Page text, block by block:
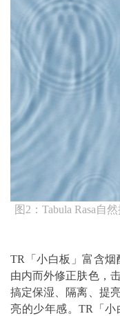
图2：Tabula Rasa自
TR「小白板」富含
由内而外修正肤色，
搞定保湿、隔离、提
亮的少年感。TR「